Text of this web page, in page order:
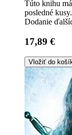
Túto knihu
posledné
Dodanie
17,89 €
Vložiť do